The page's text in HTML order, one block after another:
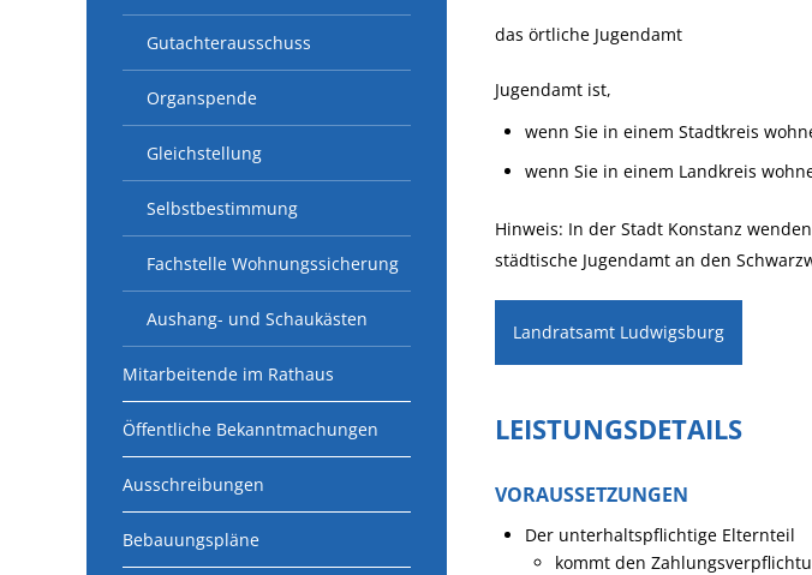
Gutachterausschuss
Organspende
Gleichstellung
Selbstbestimmung
Fachstelle Wohnungssicherung
Aushang- und Schaukästen
Mitarbeitende im Rathaus
Öffentliche Bekanntmachungen
Ausschreibungen
Bebauungspläne
das örtliche Jugendamt
Jugendamt ist,
wenn Sie in einem Stadtkreis
wenn Sie in einem Landkreis
Hinweis: In der Stadt Konstanz
städtische Jugendamt an den
Landratsamt Ludwigsburg
LEISTUNGSDETAILS
VORAUSSETZUNGEN
Der unterhaltspflichtige Elternteil
kommt den